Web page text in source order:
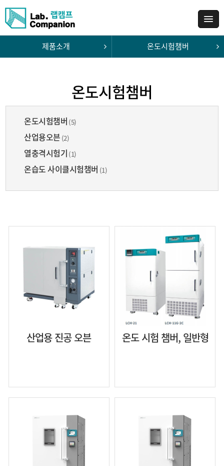
제품소개 온도시험챔버
온도시험챔버
온도시험챔버 (5)
산업용오븐 (2)
열충격시험기 (1)
온습도 사이클시험챔버 (1)
산업용 진공 오븐 온도 시험 챔버, 일반형